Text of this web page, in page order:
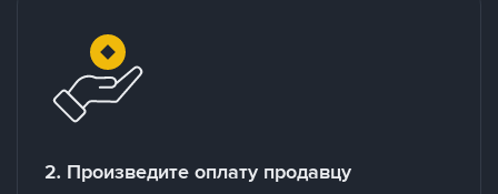
2. Произведите оплату продавцу